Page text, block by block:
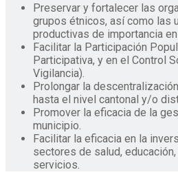
Preservar y fortalecer las
grupos étnicos, así como las
productivas de importancia
Facilitar la Participación
Participativa, y en el Control
Vigilancia).
Prolongar la
hasta el nivel cantonal y/o
Promover la eficacia de la
municipio.
Facilitar la eficacia en la
sectores de salud,
servicios.